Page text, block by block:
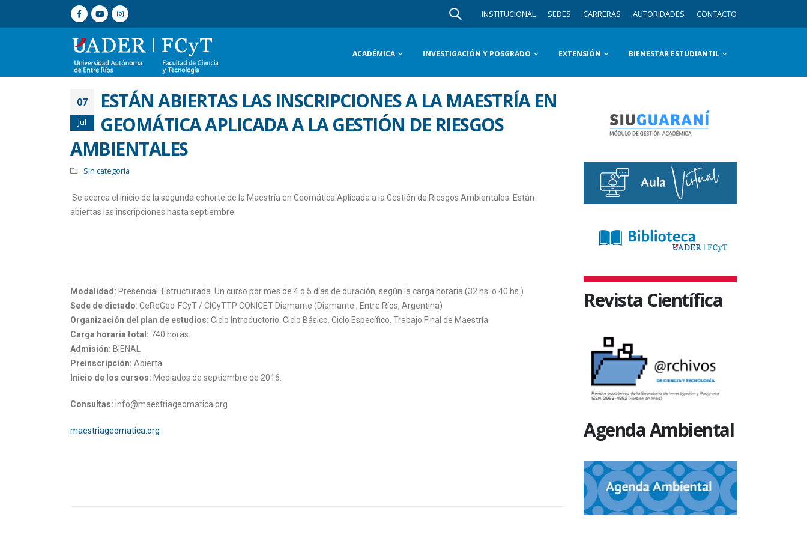
INSTITUCIONAL SEDES CARRERAS AUTORIDADES CONTACTO
ACADÉMICA INVESTIGACIÓN Y POSGRADO EXTENSIÓN BIENESTAR ESTUDIANTIL
07
Jul
ESTÁN ABIERTAS LAS INSCRIPCIONES A LA MAESTRÍA EN
GEOMÁTICA APLICADA A LA GESTIÓN DE RIESGOS
AMBIENTALES
Sin categoría
Se acerca el inicio de la segunda cohorte de la Maestría en Geomática Aplicada a la Gestión de Riesgos Ambientales. Están
abiertas las inscripciones hasta septiembre.
Modalidad: Presencial. Estructurada. Un curso por mes de 4 o 5 días de duración, según la carga horaria (32 hs. o 40 hs.)
Sede de dictado: CeReGeo-FCyT / CICyTTP CONICET Diamante (Diamante , Entre Ríos, Argentina)
Organización del plan de estudios: Ciclo Introductorio. Ciclo Básico. Ciclo Específico. Trabajo Final de Maestría.
Carga horaria total: 740 horas.
Admisión: BIENAL
Preinscripción: Abierta.
Inicio de los cursos: Mediados de septiembre de 2016.
Consultas: info@maestriageomatica.org.
maestriageomatica.org
Revista Científica
Agenda Ambiental